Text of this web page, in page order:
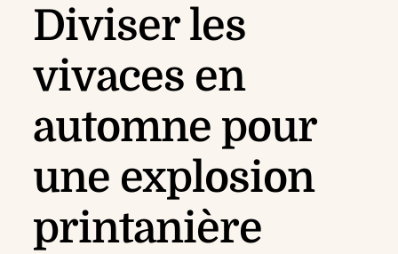
Diviser les
vivaces en
automne pour
une explosion
printanière